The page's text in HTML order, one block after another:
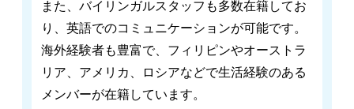
また、バイリンガルスタッフも多数在籍してお
り、英語でのコミュニケーションが可能です。
海外経験者も豊富で、フィリピンやオーストラ
リア、アメリカ、ロシアなどで生活経験のある
メンバーが在籍しています。